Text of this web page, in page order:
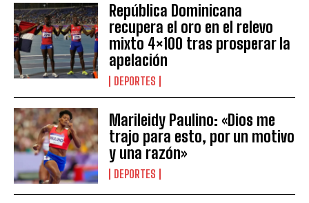
República Dominicana
recupera el oro en el relevo
mixto 4×100 tras prosperar la
apelación
DEPORTES
Marileidy Paulino: «Dios me
trajo para esto, por un motivo
y una razón»
DEPORTES